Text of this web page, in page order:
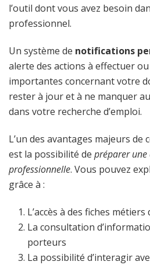
l’outil dont vous avez besoin
professionnel.
Un système de notifications
alerte des actions à effectuer
importantes concernant votre
rester à jour et à ne manquer
dans votre recherche d’emploi.
L’un des avantages majeurs de
est la possibilité de préparer
professionnelle. Vous pouvez
grâce à :
L’accès à des fiches métiers
La consultation
porteurs
La possibilité d’interagir